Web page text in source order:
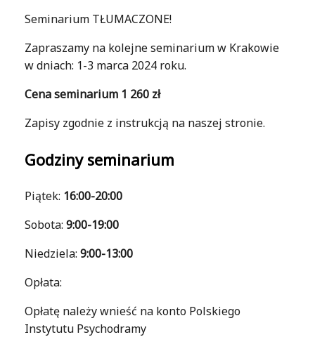
Seminarium TŁUMACZONE!
Zapraszamy na kolejne seminarium w Krakowie
w dniach: 1-3 marca 2024 roku.
Cena seminarium 1 260 zł
Zapisy zgodnie z instrukcją na naszej stronie.
Godziny seminarium
Piątek: 16:00-20:00
Sobota: 9:00-19:00
Niedziela: 9:00-13:00
Opłata:
Opłatę należy wnieść na konto Polskiego
Instytutu Psychodramy